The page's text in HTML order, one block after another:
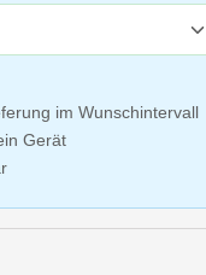
im Wunschintervall
Gerät